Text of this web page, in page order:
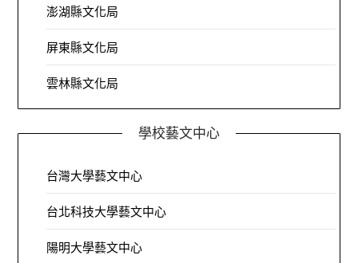
澎湖縣文化局
屏東縣文化局
雲林縣文化局
學校藝文中心
台灣大學藝文中心
台北科技大學藝文中心
陽明大學藝文中心